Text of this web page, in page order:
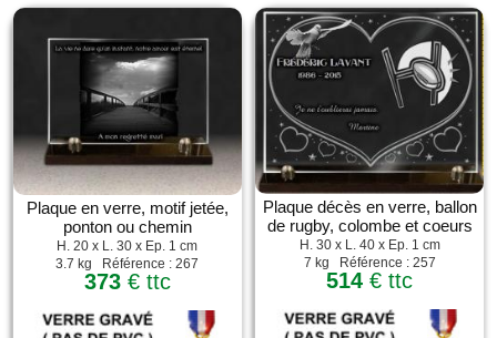
Plaque en verre, motif jetée,
ponton ou chemin
H. 20 x L. 30 x Ep. 1 cm
3.7 kg Référence : 267
373€ ttc
Plaque décès en verre, ballon
de rugby, colombe et coeurs
H. 30 x L. 40 x Ep. 1 cm
7 kg Référence : 257
514 € ttc